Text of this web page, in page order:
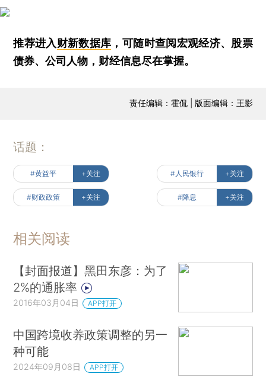
推荐进入财新数据库 ，可随时查阅宏观经济、股票
债券、公司人物，财经信息尽在掌握。
责任编辑：霍侃 | 版面编辑：王影
话题：
#黄益平 +关注 #人民银行 +关注
#财政政策 +关注 #降息 +关注
相关阅读
【封面报道】黑田东彦：为了
2%的通胀率
2016年03月04日 APP打开
中国跨境收养政策调整的另一
种可能
2024年09月08日 APP打开